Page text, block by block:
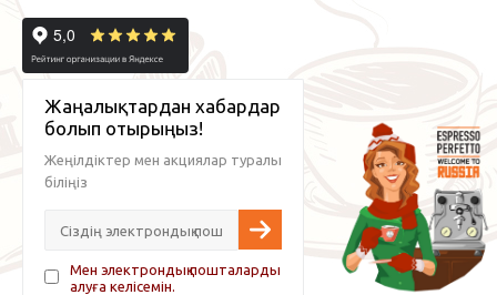
Жаңалықтардан хабардар
болып отырыңыз!
Жеңілдіктер мен акциялар туралы
біліңіз
Мен электрондық пошталарды
алуға келісемін.